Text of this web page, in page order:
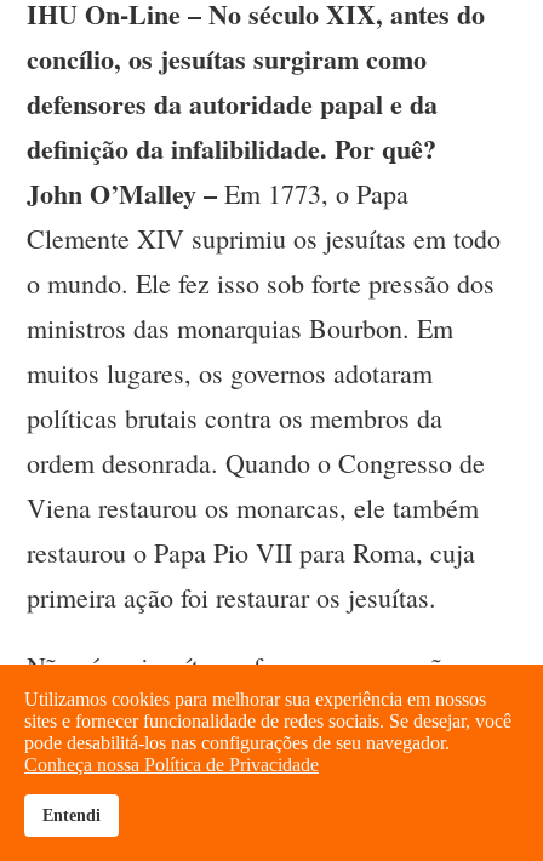
IHU On-Line – No século XIX, antes do
concílio, os jesuítas surgiram como
defensores da autoridade papal e da
definição da infalibilidade. Por quê?
John O’Malley – Em 1773, o Papa
Clemente XIV suprimiu os jesuítas em todo
o mundo. Ele fez isso sob forte pressão dos
ministros das monarquias Bourbon. Em
muitos lugares, os governos adotaram
políticas brutais contra os membros da
ordem desonrada. Quando o Congresso de
Viena restaurou os monarcas, ele também
restaurou o Papa Pio VII para Roma, cuja
primeira ação foi restaurar os jesuítas.
Não só os jesuítas sofreram a supressão,
mas, durante a época da Revolução, as suas
famílias também experimentaram o virulento
anticatolicismo da época. Os jesuítas
consideravam o papado como seu salvador e,
brightness_high
Utilizamos cookies para melhorar sua experiência em nossos
sites e fornecer funcionalidade de redes sociais. Se desejar, você
pode desabilitá-los nas configurações de seu navegador.
Conheça nossa Política de Privacidade
Entendi